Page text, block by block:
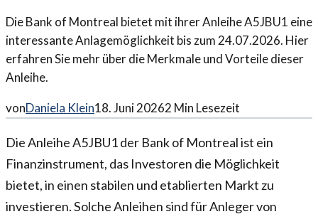
Die Bank of Montreal bietet mit ihrer Anleihe A5JBU1 eine
interessante Anlagemöglichkeit bis zum 24.07.2026. Hier
erfahren Sie mehr über die Merkmale und Vorteile dieser
Anleihe.
vonDaniela Klein18. Juni 20262 Min Lesezeit
Die Anleihe A5JBU1 der Bank of Montreal ist ein
Finanzinstrument, das Investoren die Möglichkeit
bietet, in einen stabilen und etablierten Markt zu
investieren. Solche Anleihen sind für Anleger von